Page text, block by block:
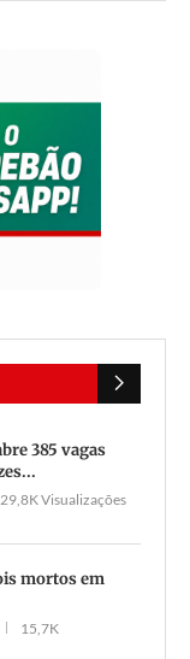
385 vagas
29,8K Visualizações
mortos em
15,7K